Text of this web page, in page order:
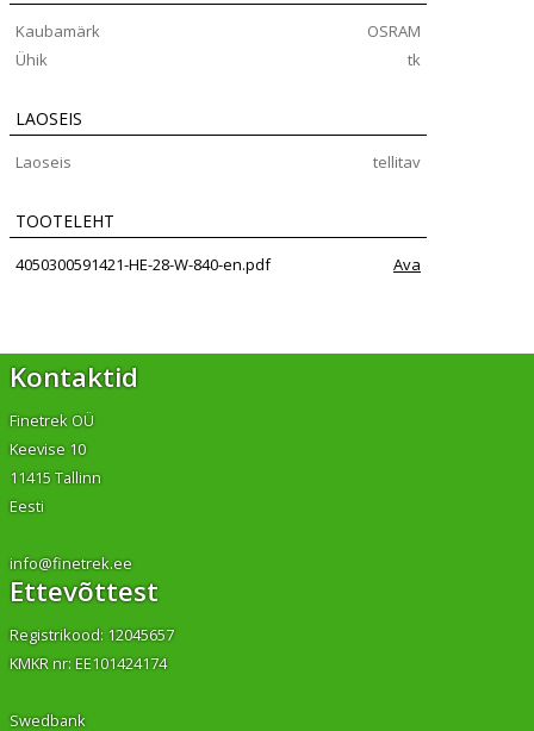
Kaubamärk
OSRAM
Ühik
tk
LAOSEIS
Laoseis tellitav
TOOTELEHT
4050300591421-HE-28-W-840-en.pdf Ava
Kontaktid
Finetrek OÜ
Keevise 10
11415 Tallinn
Eesti
info@finetrek.ee
Ettevõttest
Registrikood: 12045657
KMKR nr: EE101424174
Swedbank